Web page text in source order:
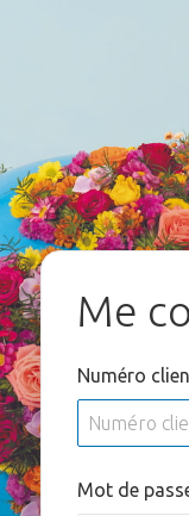
Me
Numéro
Mot de